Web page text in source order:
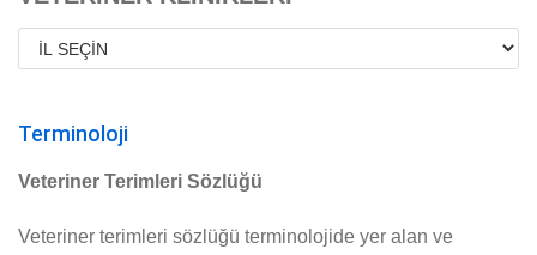
Terminoloji
Veteriner Terimleri Sözlüğü
Veteriner terimleri sözlüğü terminolojide yer alan ve